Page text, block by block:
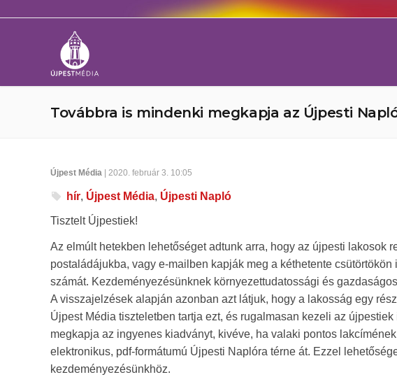
Továbbra is mindenki megkapja az Újpesti
Újpest Média | 2020. február 3. 10:05
hír, Újpest Média, Újpesti Napló
Tisztelt Újpestiek!
Az elmúlt hetekben lehetőséget adtunk arra, hogy az újpesti lakosok
postaládájukba, vagy e-mailben kapják meg a kéthetente
számát. Kezdeményezésünknek környezettudatossági és
A visszajelzések alapján azonban azt látjuk, hogy a lakosság egy
Újpest Média tiszteletben tartja ezt, és rugalmasan kezeli az
megkapja az ingyenes kiadványt, kivéve, ha valaki pontos
elektronikus, pdf-formátumú Újpesti Naplóra térne át. Ezzel
kezdeményezésünkhöz.